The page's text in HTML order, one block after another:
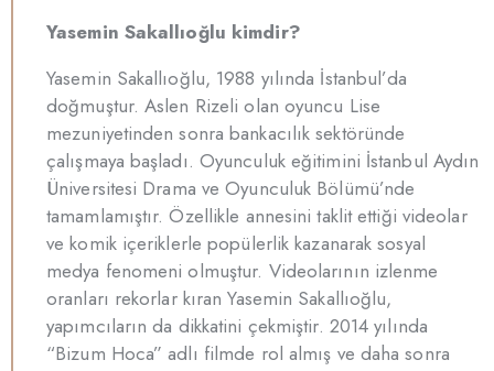
Yasemin Sakallıoğlu kimdir?
Yasemin Sakallıoğlu, 1988 yılında İstanbul’da
doğmuştur. Aslen Rizeli olan oyuncu Lise
mezuniyetinden sonra bankacılık sektöründe
çalışmaya başladı. Oyunculuk eğitimini İstanbul Aydın
Üniversitesi Drama ve Oyunculuk Bölümü’nde
tamamlamıştır. Özellikle annesini taklit ettiği videolar
ve komik içeriklerle popülerlik kazanarak sosyal
medya fenomeni olmuştur. Videolarının izlenme
oranları rekorlar kıran Yasemin Sakallıoğlu,
yapımcıların da dikkatini çekmiştir. 2014 yılında
“Bizum Hoca” adlı filmde rol almış ve daha sonra